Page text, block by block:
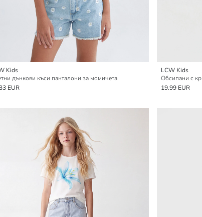
Kids
дънкови къси панталони за момичета
EUR
LCW Kids
19.99 EUR